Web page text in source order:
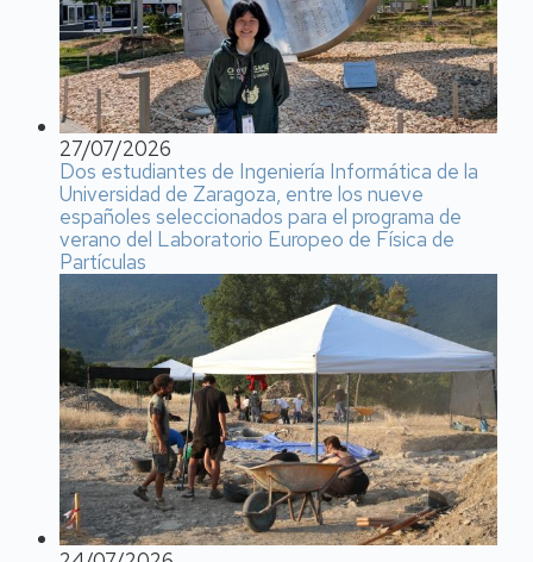
27/07/2026
Dos estudiantes de Ingeniería Informática de la
Universidad de Zaragoza, entre los nueve
españoles seleccionados para el programa de
verano del Laboratorio Europeo de Física de
Partículas